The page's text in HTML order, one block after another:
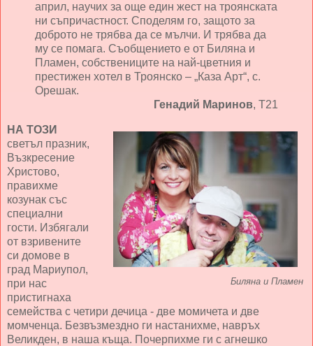
април, научих за още един жест на троянската
ни съпричастност. Споделям го, защото за
доброто не трябва да се мълчи. И трябва да
му се помага. Съобщението е от Биляна и
Пламен, собствениците на най-цветния и
престижен хотел в Троянско – „Каза Арт“, с.
Орешак.
Генадий Маринов, Т21
Биляна и Пламен
НА ТОЗИ
светъл празник,
Възкресение
Христово,
правихме
козунак със
специални
гости. Избягали
от взривените
си домове в
град Мариупол,
при нас
пристигнаха
семейства с четири дечица - две момичета и две
момченца. Безвъзмездно ги настанихме, навръх
Великден, в наша къща. Почерпихме ги с агнешко